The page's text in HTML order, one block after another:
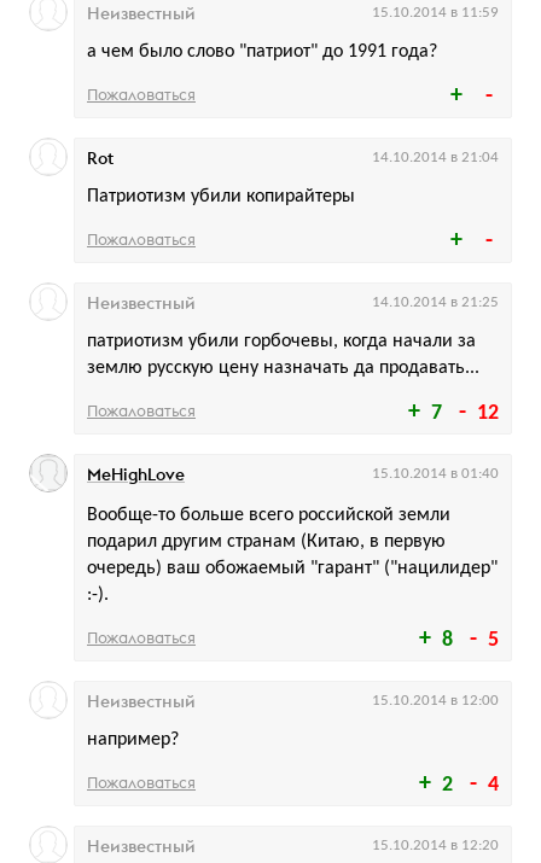
а чем было слово "патриот" до 1991 года?
Неизвестный 15.10.2014 в 11:59
Пожаловаться
Патриотизм убили копирайтеры
Rot 14.10.2014 в 21:04
Пожаловаться
7 12
патриотизм убили горбочевы, когда начали за
землю русскую цену назначать да продавать...
Неизвестный 14.10.2014 в 21:25
Пожаловаться
8 5
Вообще-то больше всего российской земли
подарил другим странам (Китаю, в первую
очередь) ваш обожаемый "гарант" ("нацилидер"
:-).
MeHighLove 15.10.2014 в 01:40
Пожаловаться
2 4
например?
Неизвестный 15.10.2014 в 12:00
Пожаловаться
Неизвестный 15.10.2014 в 12:20